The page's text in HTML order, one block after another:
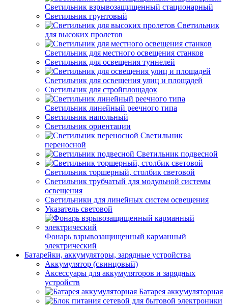
Светильник взрывозащищенный стационарный
Светильник грунтовый
Светильник
для высоких пролетов
Светильник для местного освещения станков
Светильник для освещения туннелей
Светильник для освещения улиц и площадей
Светильник для стройплощадок
Светильник линейный реечного типа
Светильник напольный
Светильник ориентации
Светильник
переносной
Светильник подвесной
Светильник торшерный, столбик световой
Светильник трубчатый для модульной системы
освещения
Светильники для линейных систем освещения
Указатель световой
Фонарь взрывозащищенный карманный
электрический
Батарейки, аккумуляторы, зарядные устройства
Аккумулятор (свинцовый)
Аксессуары для аккумуляторов и зарядных
устройств
Батарея аккумуляторная